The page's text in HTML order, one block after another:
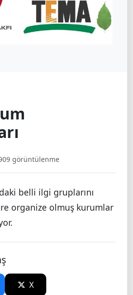
görüntülenme
belli ilgi gruplarını
organize olmuş kurumlar
X